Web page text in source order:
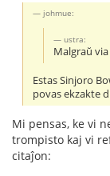
johmue:
ustra:
Malgraŭ
Estas Sinjoro
povas ekzakte
Mi pensas, ke vi
trompisto kaj vi
citaĵon: